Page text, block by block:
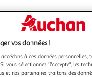
vos données !
à des données personnelles,
vous sélectionnez "J'accepte", les
et nos partenaires traitons des